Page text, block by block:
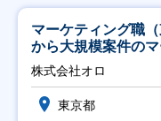
マーケティング職
から大規模案件の
修充実】
株式会社オロ
東京都